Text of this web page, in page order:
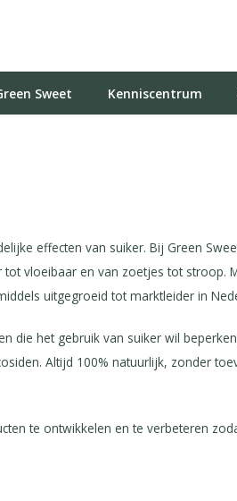
Sweet Kenniscentrum
effecten van suiker. Bij Green
vloeibaar en van zoetjes tot stroop.
uitgegroeid tot marktleider in
die het gebruik van suiker wil
Altijd 100% natuurlijk, zonder
te ontwikkelen en te verbeteren